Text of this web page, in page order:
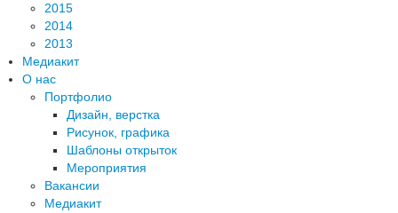
2015
2014
2013
Медиакит
О нас
Портфолио
Дизайн, верстка
Рисунок, графика
Шаблоны открыток
Мероприятия
Вакансии
Медиакит